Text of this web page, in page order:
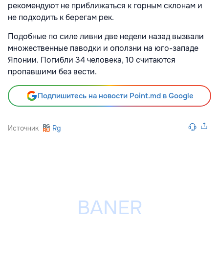
рекомендуют не приближаться к горным склонам и
не подходить к берегам рек.
Подобные по силе ливни две недели назад вызвали
множественные паводки и оползни на юго-западе
Японии. Погибли 34 человека, 10 считаются
пропавшими без вести.
Подпишитесь на новости Point.md в Google
Источник Rg